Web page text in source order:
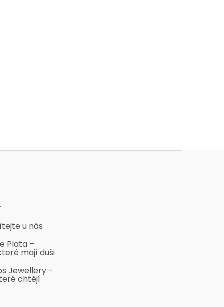
u nás
Plata –
mají duši
Jewellery -
chtějí